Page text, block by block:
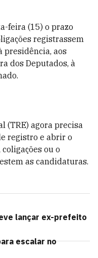
feira (15) o prazo
registrassem
presidência, aos
dos Deputados, à
(TRE) agora precisa
registro e abrir o
ou o
as candidaturas.
lançar ex-prefeito
escalar no